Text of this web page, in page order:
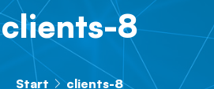
clients-8
Start clients-8